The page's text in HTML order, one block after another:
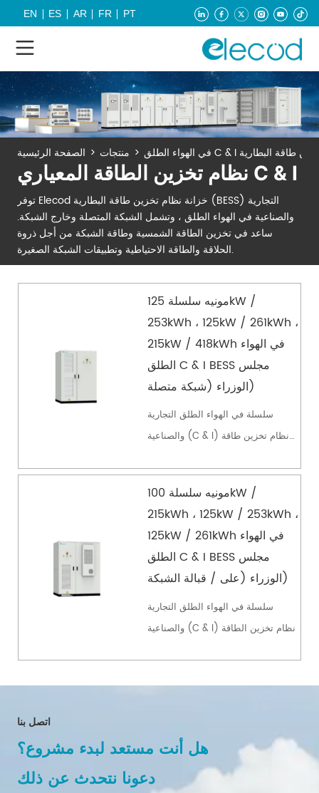
EN ES AR FR PT
الصفحة الرئيسية > منتجات >
نظام تخزين الطاقة المعياري C & I
توفر Elecod خزانة نظام تخزين طاقة البطارية (BESS) التجارية
والصناعية في الهواء الطلق ، وتشمل الشبكة المتصلة وخارج الشبكة.
ساعد في تخزين الطاقة الشمسية وطاقة الشبكة من أجل ذروة
الحلاقة والطاقة الاحتياطية وتطبيقات الشبكة الصغيرة.
مونيه سلسلة 125kW /
253kWh ، 125kW / 261kWh ،
215kW / 418kWh في الهواء
الطلق C & I BESS مجلس
الوزراء (شبكة متصلة)
سلسلة في الهواء الطلق التجارية
والصناعية (C & I) نظام تخزين طاقة
متصل بالشبكة. ويشمل النظام وحدة
يس ، مجلس الوزراء التوزيع وبطارية
تخزين الطاقة ، وتتوفر بطارية تبريد
الهواء وتبريد السائل. دون محول وحدة
ستس. دعم 15 ف...
مونيه سلسلة 100kW /
215kWh ، 125kW / 253kWh ،
125kW / 261kWh في الهواء
الطلق C & I BESS مجلس
الوزراء (على / قبالة الشبكة)
سلسلة في الهواء الطلق التجارية
والصناعية (C & I) نظام تخزين الطاقة
تبريد الهواء وتبريد السائل. مع محول ،
وحدة ستس ...
اتصل بنا
هل أنت مستعد لبدء مشروع؟
دعونا نتحدث عن ذلك